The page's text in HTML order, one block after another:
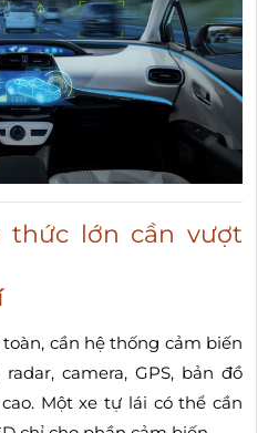
thức lớn cần vượt
cần hệ thống cảm biến
camera, GPS, bản đồ
Một xe tự lái có thể cần